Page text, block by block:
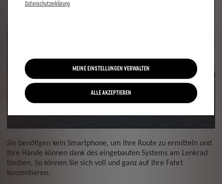
Sie benötigen kein Smartphone, um Ihre Route zu ermitteln und
Ihre Hände können dank des eingebauten Systems am Lenkrad
bleiben. So können Sie sich voll und ganz auf Ihre Fahrt
konzentieren.
Datenschutzerklärung
MEINE EINSTELLUNGEN VERWALTEN
ALLE AKZEPTIEREN